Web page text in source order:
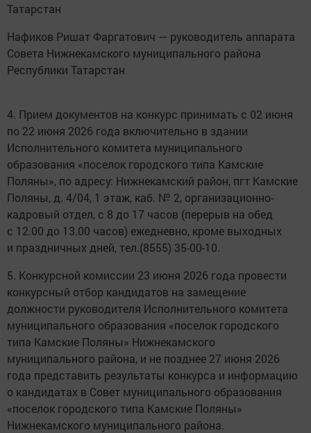
Татарстан
Нафиков Ришат Фаргатович — руководитель аппарата
Совета Нижнекамского муниципального района
Республики Татарстан
4. Прием документов на конкурс принимать с 02 июня
по 22 июня 2026 года включительно в здании
Исполнительного комитета муниципального
образования «поселок городского типа Камские
Поляны», по адресу: Нижнекамский район, пгт Камские
Поляны, д. 4/04, 1 этаж, каб. № 2, организационно-
кадровый отдел, с 8 до 17 часов (перерыв на обед
с 12.00 до 13.00 часов) ежедневно, кроме выходных
и праздничных дней, тел.(8555) 35-00-10.
5. Конкурсной комиссии 23 июня 2026 года провести
конкурсный отбор кандидатов на замещение
должности руководителя Исполнительного комитета
муниципального образования «поселок городского
типа Камские Поляны» Нижнекамского
муниципального района, и не позднее 27 июня 2026
года представить результаты конкурса и информацию
о кандидатах в Совет муниципального образования
«поселок городского типа Камские Поляны»
Нижнекамского муниципального района.